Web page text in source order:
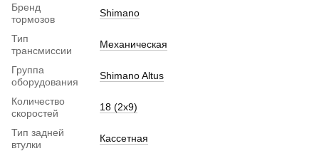
Бренд
тормозов
Shimano
Тип
трансмиссии
Механическая
Группа
оборудования
Shimano Altus
Количество
скоростей
18 (2x9)
Тип задней
втулки
Кассетная